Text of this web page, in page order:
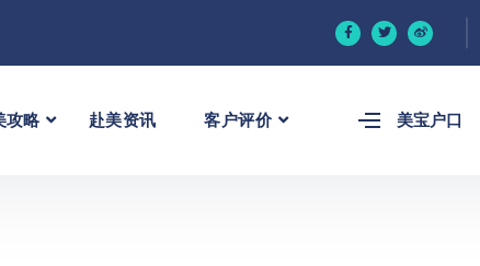
攻略 赴美资讯 客户评价 美宝户口